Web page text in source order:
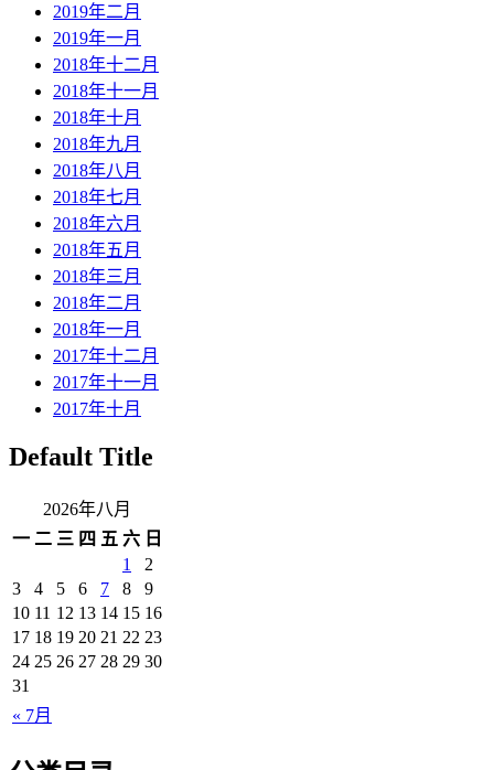
2019年二月
2019年一月
2018年十二月
2018年十一月
2018年十月
2018年九月
2018年八月
2018年七月
2018年六月
2018年五月
2018年三月
2018年二月
2018年一月
2017年十二月
2017年十一月
2017年十月
Default Title
2026年八月
一 二 三 四 五 六 日
« 7月
1
2
3
4 5 6 7 8
9
10 11 12 13 14 15 16
17 18 19 20 21 22 23
24 25 26 27 28 29 30
31